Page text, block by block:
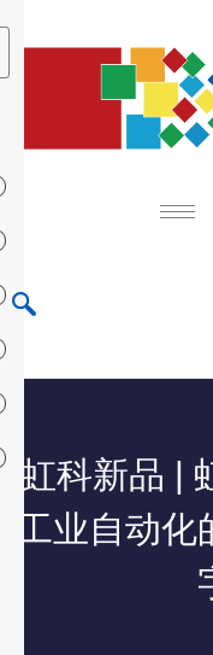
虹科新品 |
工业自动化